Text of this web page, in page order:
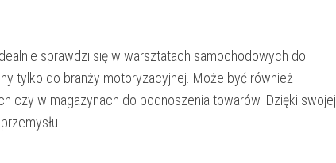
sprawdzi się w warsztatach samochodowych do
tylko do branży motoryzacyjnej. Może być również
czy w magazynach do podnoszenia towarów. Dzięki swojej